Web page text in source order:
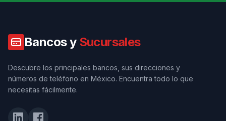
Bancos y Sucursales
Descubre los principales bancos, sus direcciones y
números de teléfono en México. Encuentra todo lo que
necesitas fácilmente.